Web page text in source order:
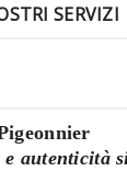
SERVIZI
autenticità